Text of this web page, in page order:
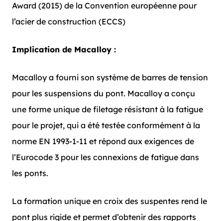
Award (2015) de la Convention européenne pour
l’acier de construction (ECCS)
Implication de Macalloy :
Macalloy a fourni son système de barres de tension
pour les suspensions du pont. Macalloy a conçu
une forme unique de filetage résistant à la fatigue
pour le projet, qui a été testée conformément à la
norme EN 1993-1-11 et répond aux exigences de
l’Eurocode 3 pour les connexions de fatigue dans
les ponts.
La formation unique en croix des suspentes rend le
pont plus rigide et permet d’obtenir des rapports